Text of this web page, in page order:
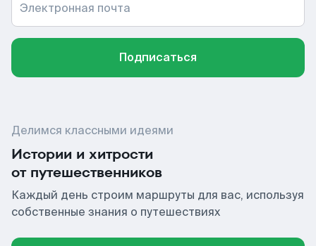
Электронная почта
Подписаться
Делимся классными идеями
Истории и хитрости
от путешественников
Каждый день строим маршруты для вас, используя
собственные знания о путешествиях